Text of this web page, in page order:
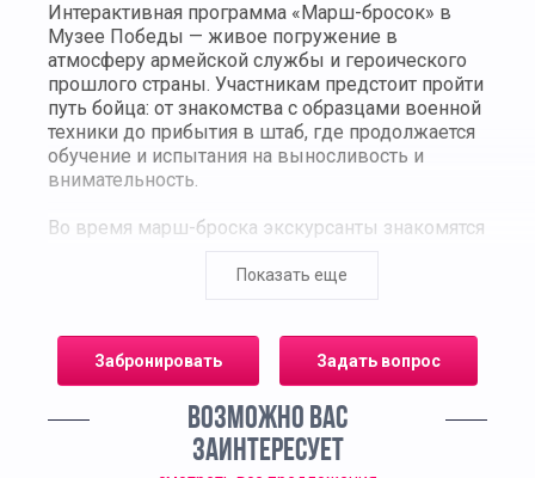
Интерактивная программа «Марш-бросок» в
Музее Победы — живое погружение в
атмосферу армейской службы и героического
прошлого страны. Участникам предстоит пройти
путь бойца: от знакомства с образцами военной
техники до прибытия в штаб, где продолжается
обучение и испытания на выносливость и
внимательность.
Во время марш-броска экскурсанты знакомятся
Отечественной войны, узнают о роли каждого
который дает факты о конструкции, боевых
возможностях и подвигах, связанных с этой
Финальная часть маршрута посвящена
легендарному оружию — автомату
Показать еще
Забронировать Задать вопрос
ВОЗМОЖНО ВАС
ЗАИНТЕРЕСУЕТ